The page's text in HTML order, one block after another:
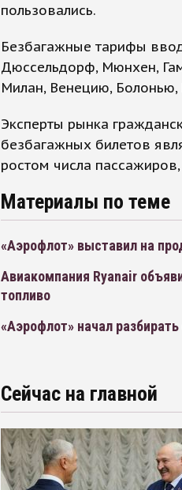
пользовались.
Безбагажные тарифы
Дюссельдорф, Мюнхен,
Милан, Венецию,
Эксперты рынка
безбагажных билетов
ростом числа
Материалы по теме
«Аэрофлот» выставил на
Авиакомпания Ryanair
топливо
«Аэрофлот» начал
Сейчас на главной